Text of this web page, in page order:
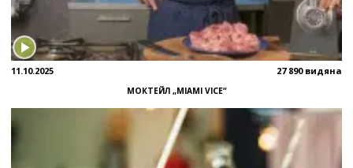
11.10.2025 27 890 видяна
МОКТЕЙЛ „MIAMI VICE“